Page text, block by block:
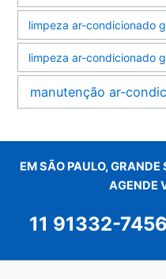
limpeza ar-condicionado
limpeza ar-condicionado
manutenção ar-
EM SÃO PAULO,
AGENDE
11 91332-7456